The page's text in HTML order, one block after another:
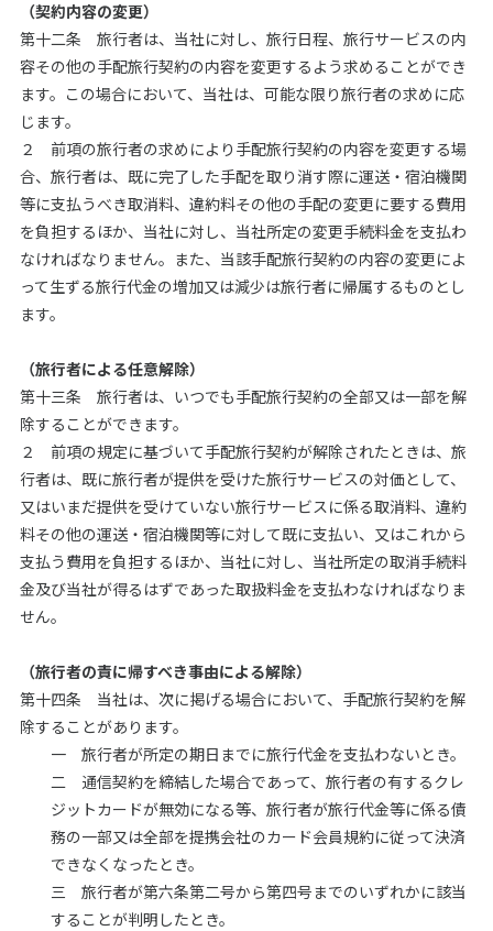
（契約内容の変更）
第十二条 旅行者は、当社に対し、旅行日程、旅行サービスの内
容その他の手配旅行契約の内容を変更するよう求めることができ
ます。この場合において、当社は、可能な限り旅行者の求めに応
じます。
２ 前項の旅行者の求めにより手配旅行契約の内容を変更する場
合、旅行者は、既に完了した手配を取り消す際に運送・宿泊機関
等に支払うべき取消料、違約料その他の手配の変更に要する費用
を負担するほか、当社に対し、当社所定の変更手続料金を支払わ
なければなりません。また、当該手配旅行契約の内容の変更によ
って生ずる旅行代金の増加又は減少は旅行者に帰属するものとし
ます。
（旅行者による任意解除）
第十三条 旅行者は、いつでも手配旅行契約の全部又は一部を解
除することができます。
２ 前項の規定に基づいて手配旅行契約が解除されたときは、旅
行者は、既に旅行者が提供を受けた旅行サービスの対価として、
又はいまだ提供を受けていない旅行サービスに係る取消料、違約
料その他の運送・宿泊機関等に対して既に支払い、又はこれから
支払う費用を負担するほか、当社に対し、当社所定の取消手続料
金及び当社が得るはずであった取扱料金を支払わなければなりま
せん。
（旅行者の責に帰すべき事由による解除）
第十四条 当社は、次に掲げる場合において、手配旅行契約を解
除することがあります。
一 旅行者が所定の期日までに旅行代金を支払わないとき。
二 通信契約を締結した場合であって、旅行者の有するクレ
ジットカードが無効になる等、旅行者が旅行代金等に係る債
務の一部又は全部を提携会社のカード会員規約に従って決済
できなくなったとき。
三 旅行者が第六条第二号から第四号までのいずれかに該当
することが判明したとき。